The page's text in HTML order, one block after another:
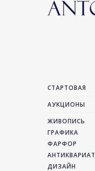
СТАРТОВАЯ
АУКЦИОНЫ
ЖИВОПИСЬ
ГРАФИКА
ФАРФОР
АНТИКВАРИАТ
ДИЗАЙН